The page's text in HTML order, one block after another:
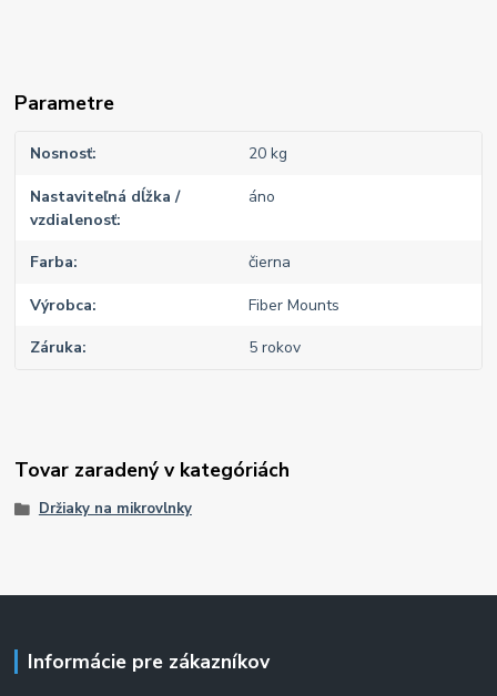
Parametre
Nosnosť 20 kg
Nastaviteľná dĺžka /
vzdialenosť
áno
Farba čierna
Výrobca Fiber Mounts
Záruka 5 rokov
Tovar zaradený v kategóriách
Držiaky na mikrovlnky
Informácie pre zákazníkov